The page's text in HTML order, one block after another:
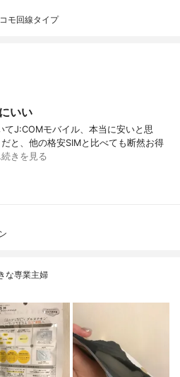
モ回線タイプ
いい
J:COMモバイル、本当に安いと思
と、他の格安SIMと比べても断然お得
続きを見る
な専業主婦